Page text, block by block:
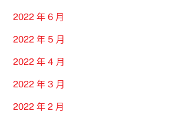
2022 年 6 月
2022 年 5 月
2022 年 4 月
2022 年 3 月
2022 年 2 月